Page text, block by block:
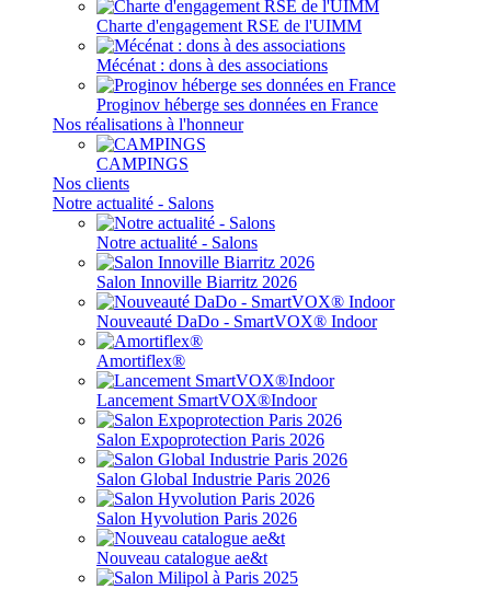
Charte d'engagement RSE de l'UIMM
Mécénat : dons à des associations
Proginov héberge ses données en France
Nos réalisations à l'honneur
CAMPINGS
Nos clients
Notre actualité - Salons
Notre actualité - Salons
Salon Innoville Biarritz 2026
Nouveauté DaDo - SmartVOX® Indoor
Amortiflex®
Lancement SmartVOX®Indoor
Salon Expoprotection Paris 2026
Salon Global Industrie Paris 2026
Salon Hyvolution Paris 2026
Nouveau catalogue ae&t